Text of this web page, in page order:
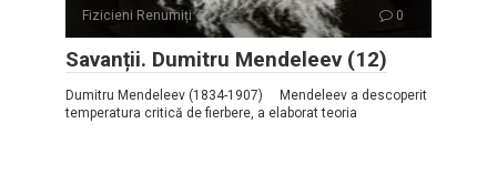
Fizicieni Renumiți 0
Savanții. Dumitru Mendeleev (12)
Dumitru Mendeleev (1834-1907) Mendeleev a descoperit
temperatura critică de fierbere, a elaborat teoria